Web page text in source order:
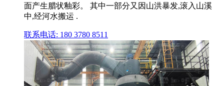
面产生腊状釉彩。 其中一部分又因山洪暴发,滚入山溪
中,经河水搬运 .
联系电话: 180 3780 8511